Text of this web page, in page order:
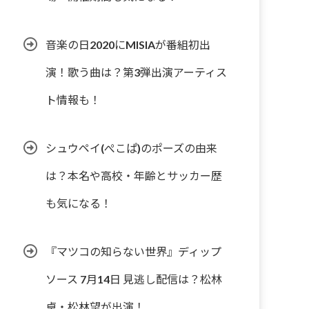
音楽の日2020にMISIAが番組初出
演！歌う曲は？第3弾出演アーティス
ト情報も！
シュウペイ(ぺこぱ)のポーズの由来
は？本名や高校・年齢とサッカー歴
も気になる！
『マツコの知らない世界』ディップ
ソース 7月14日 見逃し配信は？松林